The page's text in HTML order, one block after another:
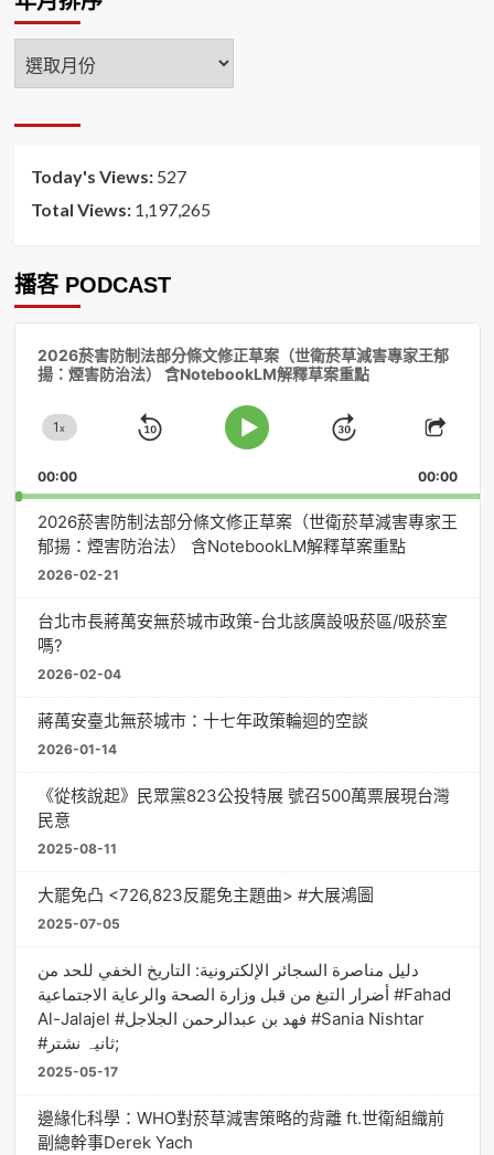
年
月
Today's Views: 527
Total Views: 1,197,265
播客 PODCAST
2026菸害防制法部分條文修正草案（世衛菸草減害專家王郁
揚：煙害防治法） 含NotebookLM解釋草案重點
Change
Rate
1x
Skip
Play
Jump
Forward
Share
00:00 00:00
2026菸害防制法部分條文修正草案（世衛菸草減害專家王
郁揚：煙害防治法） 含NotebookLM解釋草案重點
2026-02-21
台北市長蔣萬安無菸城市政策-台北該廣設吸菸區/吸菸室
嗎?
2026-02-04
蔣萬安臺北無菸城市：十七年政策輪迴的空談
2026-01-14
《從核說起》民眾黨823公投特展 號召500萬票展現台灣
民意
2025-08-11
大罷免凸 <726,823反罷免主題曲> #大展鴻圖
2025-07-05
دليل مناصرة السجائر الإلكترونية: التاريخ الخفي للحد من
أضرار التبغ من قبل وزارة الصحة والرعاية الاجتماعية #Fahad
Al-Jalajel #فهد بن عبدالرحمن الجلاجل #Sania Nishtar
#ثانیہ نشتر;
2025-05-17
邊緣化科學：WHO對菸草減害策略的背離 ft.世衛組織前
副總幹事Derek Yach